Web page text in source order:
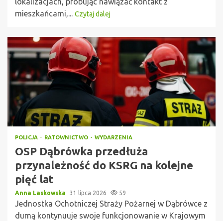
mieszkańcami,... Czytaj dalej
POLICJA RATOWNICTWO WYDARZENIA
OSP Dąbrówka przedłuża
przynależność do KSRG na kolejne
pięć lat
Anna Laskowska 31 lipca 2026 59
Jednostka Ochotniczej Straży Pożarnej w Dąbrówce z
dumą kontynuuje swoje funkcjonowanie w Krajowym